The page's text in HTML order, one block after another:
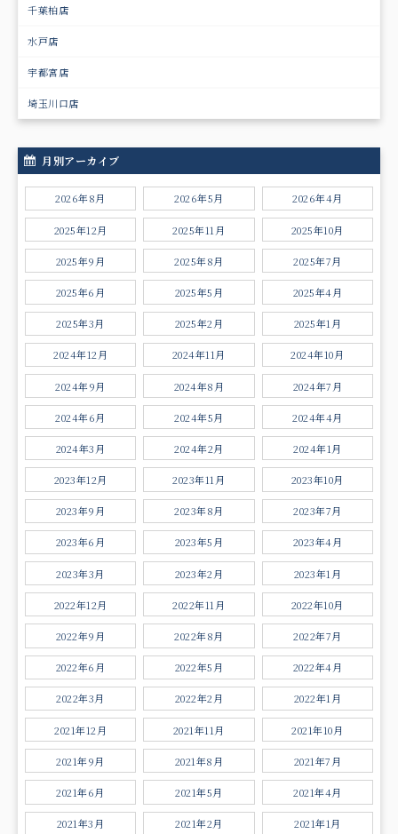
千葉柏店
水戸店
宇都宮店
埼玉川口店
月別アーカイブ
2026年8月 2026年5月 2026年4月
2025年12月 2025年11月 2025年10月
2025年9月 2025年8月 2025年7月
2025年6月 2025年5月 2025年4月
2025年3月 2025年2月 2025年1月
2024年12月 2024年11月 2024年10月
2024年9月 2024年8月 2024年7月
2024年6月 2024年5月 2024年4月
2024年3月 2024年2月 2024年1月
2023年12月 2023年11月 2023年10月
2023年9月 2023年8月 2023年7月
2023年6月 2023年5月 2023年4月
2023年3月 2023年2月 2023年1月
2022年12月 2022年11月 2022年10月
2022年9月 2022年8月 2022年7月
2022年6月 2022年5月 2022年4月
2022年3月 2022年2月 2022年1月
2021年12月 2021年11月 2021年10月
2021年9月 2021年8月 2021年7月
2021年6月 2021年5月 2021年4月
2021年3月 2021年2月 2021年1月